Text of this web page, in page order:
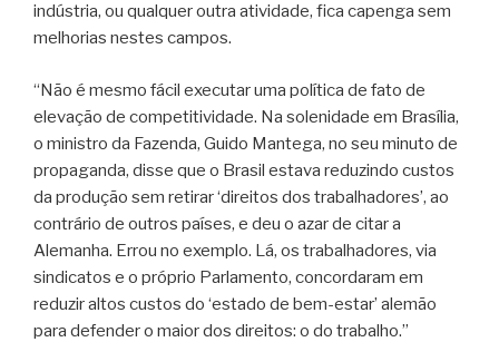
indústria, ou qualquer outra atividade, fica capenga sem
melhorias nestes campos.
“Não é mesmo fácil executar uma política de fato de
elevação de competitividade. Na solenidade em Brasília,
o ministro da Fazenda, Guido Mantega, no seu minuto de
propaganda, disse que o Brasil estava reduzindo custos
da produção sem retirar ‘direitos dos trabalhadores’, ao
contrário de outros países, e deu o azar de citar a
Alemanha. Errou no exemplo. Lá, os trabalhadores, via
sindicatos e o próprio Parlamento, concordaram em
reduzir altos custos do ‘estado de bem-estar’ alemão
para defender o maior dos direitos: o do trabalho.”